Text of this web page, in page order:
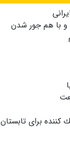
با هم جور شدن
كننده برای تابستان